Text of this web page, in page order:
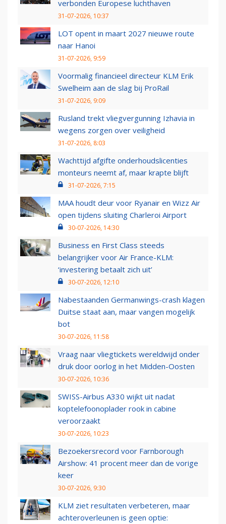
verbonden Europese luchthaven
31-07-2026, 10:37
LOT opent in maart 2027 nieuwe route
naar Hanoi
31-07-2026, 9:59
Voormalig financieel directeur KLM Erik
Swelheim aan de slag bij ProRail
31-07-2026, 9:09
Rusland trekt vliegvergunning Izhavia in
wegens zorgen over veiligheid
31-07-2026, 8:03
Wachttijd afgifte onderhoudslicenties
monteurs neemt af, maar krapte blijft
31-07-2026, 7:15
MAA houdt deur voor Ryanair en Wizz Air
open tijdens sluiting Charleroi Airport
30-07-2026, 14:30
Business en First Class steeds
belangrijker voor Air France-KLM:
‘investering betaalt zich uit’
30-07-2026, 12:10
Nabestaanden Germanwings-crash klagen
Duitse staat aan, maar vangen mogelijk
bot
30-07-2026, 11:58
Vraag naar vliegtickets wereldwijd onder
druk door oorlog in het Midden-Oosten
30-07-2026, 10:36
SWISS-Airbus A330 wijkt uit nadat
koptelefoonoplader rook in cabine
veroorzaakt
30-07-2026, 10:23
Bezoekersrecord voor Farnborough
Airshow: 41 procent meer dan de vorige
keer
30-07-2026, 9:30
KLM ziet resultaten verbeteren, maar
achteroverleunen is geen optie: